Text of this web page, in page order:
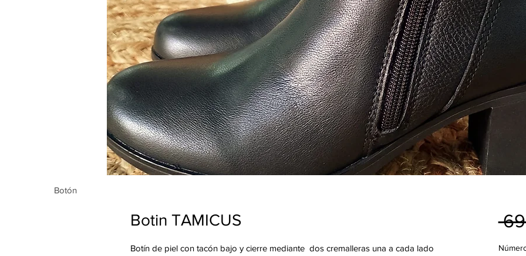
Botón
Botin TAMICUS
Botín de piel con tacón bajo y cierre mediante dos cremalleras una a cada lado